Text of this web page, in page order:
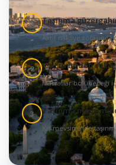
1 Taşınma
Aktif nakliye
2 Araçta birden çok
Masraflar bölüneceği
3 Taşınma
Kış mevsiminde